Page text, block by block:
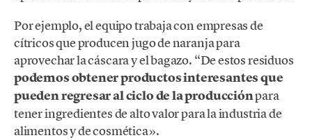
Por ejemplo, el equipo trabaja con empresas de
cítricos que producen jugo de naranja para
aprovechar la cáscara y el bagazo. “De estos residuos
podemos obtener productos interesantes que
pueden regresar al ciclo de la producciónpara
tener ingredientes de alto valor para la industria de
alimentos y de cosmética».